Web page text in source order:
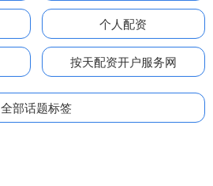
个人配资
按天配资开户服务网
全部话题标签